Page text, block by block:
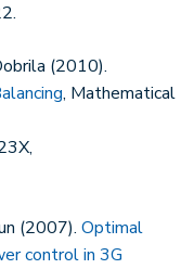
(2010).
, Mathematical
(2007). Optimal
control in 3G